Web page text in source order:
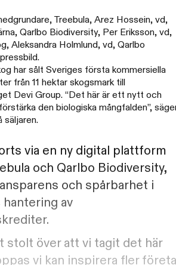
Treebula, Arez Hossein, vd,
Qarlbo Biodiversity, Per Eriksson, vd,
Aleksandra Holmlund, vd, Qarlbo
har sålt Sveriges första kommersiella
från 11 hektar skogsmark till
Devi Group. “Det här är ett nytt och
den biologiska mångfalden”,
säljaren.
via en ny digital plattform
och Qarlbo Biodiversity,
och spårbarhet i
av
stolt över att vi tagit det här
vi kan inspirera fler